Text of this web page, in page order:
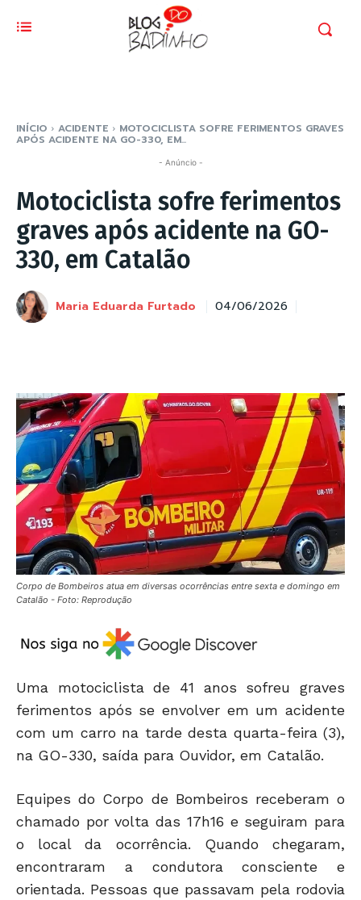
INÍCIO ACIDENTE MOTOCICLISTA SOFRE FERIMENTOS GRAVES
APÓS ACIDENTE NA GO-330, EM...
- Anúncio -
Motociclista sofre ferimentos
graves após acidente na GO-
330, em Catalão
Maria Eduarda Furtado 04/06/2026
Corpo de Bombeiros atua em diversas ocorrências entre sexta e domingo em
Catalão - Foto: Reprodução
Uma motociclista de 41 anos sofreu graves
ferimentos após se envolver em um acidente
com um carro na tarde desta quarta-feira (3),
na GO-330, saída para Ouvidor, em Catalão.
Equipes do Corpo de Bombeiros receberam o
chamado por volta das 17h16 e seguiram para
o local da ocorrência. Quando chegaram,
encontraram a condutora consciente e
orientada. Pessoas que passavam pela rodovia